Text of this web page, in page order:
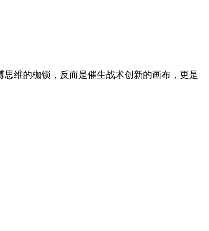
维的枷锁，反而是催生战术创新的画布，更是